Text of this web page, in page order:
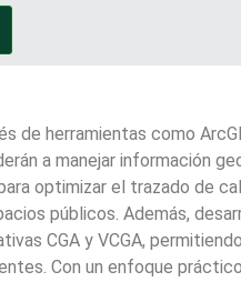
de herramientas como
a manejar información
optimizar el trazado de
públicos. Además,
CGA y VCGA,
Con un enfoque